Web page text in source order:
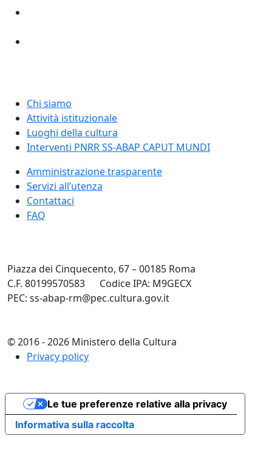
Chi siamo
Attività istituzionale
Luoghi della cultura
Interventi PNRR SS-ABAP CAPUT MUNDI
Amministrazione trasparente
Servizi all’utenza
Contattaci
FAQ
Piazza dei Cinquecento, 67 – 00185 Roma
C.F. 80199570583
Codice IPA: M9GECX
PEC: ss-abap-rm@pec.cultura.gov.it
© 2016 - 2026 Ministero della Cultura
Privacy policy
Informativa sulla raccolta
Le tue preferenze relative alla privacy